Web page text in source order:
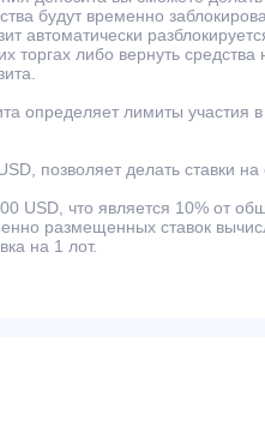
будут временно
автоматически
торгах либо вернуть
определяет лимиты участия
позволяет делать ставки
USD, что является 10% от
размещенных ставок
на 1 лот.